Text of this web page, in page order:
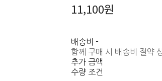
11,100원
배송비 -
함께 구매 시 배송비 절약
추가 금액
수량 조건